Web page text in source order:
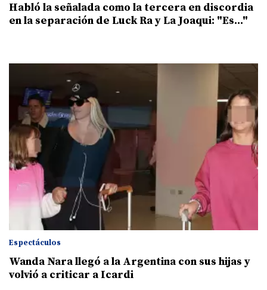
Habló la señalada como la tercera en discordia
en la separación de Luck Ra y La Joaqui: "Es..."
Espectáculos
Wanda Nara llegó a la Argentina con sus hijas y
volvió a criticar a Icardi